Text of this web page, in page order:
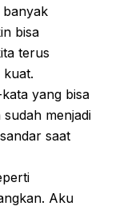
banyak
bisa
terus
kuat.
yang bisa
menjadi
saat
Aku